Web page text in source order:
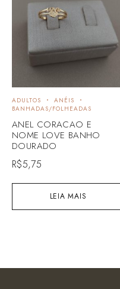
LEIA MAIS
ADULTOS
ANÉIS
BANHADAS/FOLHEADAS
ANEL CORACAO E
NOME LOVE BANHO
DOURADO
R$5,75